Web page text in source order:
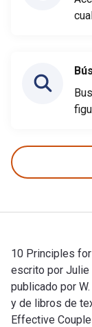
10 Principles
escrito por Julie
publicado por
y de libros de
Effective